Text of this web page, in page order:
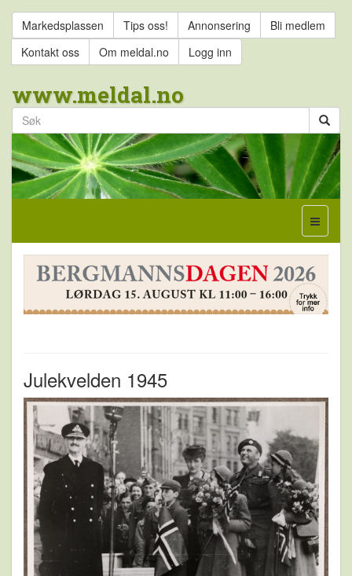
Markedsplassen Tips oss! Annonsering
Bli medlem
Kontakt oss
Om meldal.no Logg inn
www.meldal.no
Julekvelden 1945